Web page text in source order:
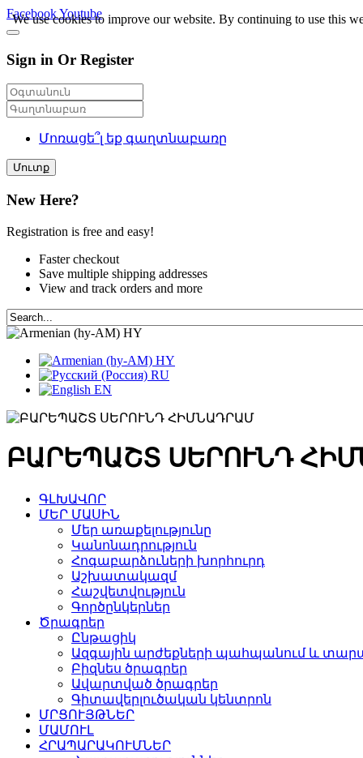
FacebookYoutube
Sign in Or Register
Մոռացե՞լ եք գաղտնաբառը
Մուտք
New Here?
Registration is free and easy!
Faster checkout
Save multiple shipping addresses
View and track orders and more
HY
HY
RU
EN
ԲԱՐԵՊԱՇՏ ՍԵՐՈՒՆԴ
ԳԼԽԱՎՈՐ
ՄԵՐ ՄԱՍԻՆ
Մեր առաքելությունը
Կանոնադրություն
Հոգաբարձուների խորհուրդ
Աշխատակազմ
Հաշվետվություն
Գործընկերներ
Ծրագրեր
Ընթացիկ
Ազգային արժեքների պահպանում և
Բիզնես ծրագրեր
Ավարտված ծրագրեր
Գիտավերլուծական կենտրոն
ՄՐՑՈՒՅԹՆԵՐ
ՄԱՄՈՒԼ
ՀՐԱՊԱՐԱԿՈՒՄՆԵՐ
We use cookies to improve our website. By continuing to use this